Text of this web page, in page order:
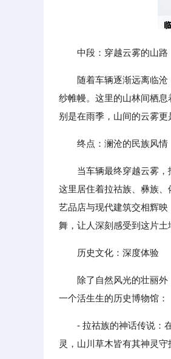
中段：穿越云雾的山路
随着车辆逐渐远离临
纱帷幔。这里的山林间栖
别是在雨季，山间的云雾更
终点：澜沧的民族风情
当车辆最终穿越云雾
这里居住着拉祜族、彝族
艺品店与现代建筑交相辉
舞，让人深刻感受到这片土
历史文化：深度体验
除了自然风光的壮丽
一个活生生的历史博物馆：
- 拉祜族的神话传说：
灵，山川草木皆有其神灵